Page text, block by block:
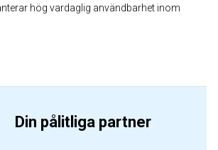
hög vardaglig användbarhet inom
Din pålitliga partner